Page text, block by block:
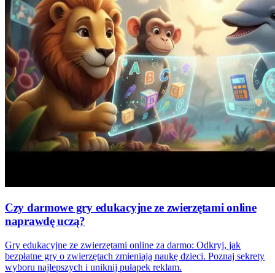
Czy darmowe gry edukacyjne ze zwierzętami online
naprawdę uczą?
Gry edukacyjne ze zwierzętami online za darmo: Odkryj, jak
bezpłatne gry o zwierzętach zmieniają naukę dzieci. Poznaj sekrety
wyboru najlepszych i uniknij pułapek reklam.